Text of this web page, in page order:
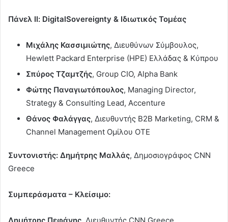
Πάνελ ΙΙ: DigitalSovereignty & Ιδιωτικός Τομέας
Μιχάλης Κασσιμιώτης, Διευθύνων Σύμβουλος,
Hewlett Packard Enterprise (HPE) Ελλάδας & Κύπρου
Σπύρος Τζαμτζής, Group CIO, Alpha Bank
Φώτης Παναγιωτόπουλος, Managing Director,
Strategy & Consulting Lead, Accenture
Θάνος Φαλάγγας, Διευθυντής B2B Marketing, CRM &
Channel Management Ομίλου ΟΤΕ
Συντονιστής: Δημήτρης Μαλλάς, Δημοσιογράφος CNN
Greece
Συμπεράσματα – Κλείσιμο:
Δημήτρης Πεφάνης , Διευθυντής CNN Greece